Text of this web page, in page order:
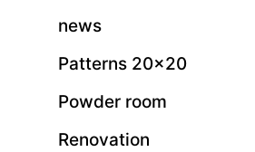
news
Patterns 20×20
Powder room
Renovation